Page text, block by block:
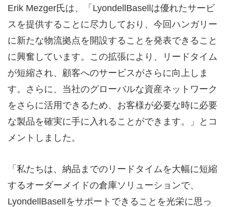
Erik Mezger氏は、「 LyondellBasell は優れたサービ
スを提供することに尽力しており、今回ハンガリー
に新たな物流拠点を開設することを発表できること
に興奮しています。この拡張により、リードタイム
が短縮され、顧客へのサービスがさらに向上しま
す。さらに、当社のグローバルな資産ネットワーク
をさらに活用できるため、お客様が必要な時に必要
な製品を確実に手に入れることができます。」とコ
メントしました。
「私たちは、納品までのリードタイムを大幅に短縮
するオーダーメイドの倉庫ソリューションで、
LyondellBasell をサポートできることを光栄に思っ